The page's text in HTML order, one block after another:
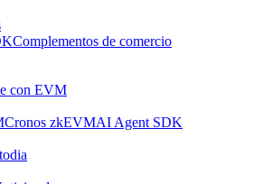
Complementos de comercio
con EVM
Cronos zkEVMAI Agent SDK